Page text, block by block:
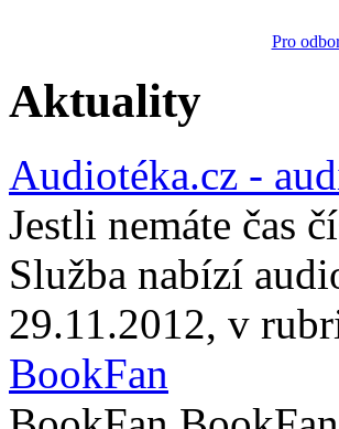
Pro
Aktuality
Audiotéka.cz -
Jestli nemáte čas
Služba nabízí
29.11.2012, v
BookFan